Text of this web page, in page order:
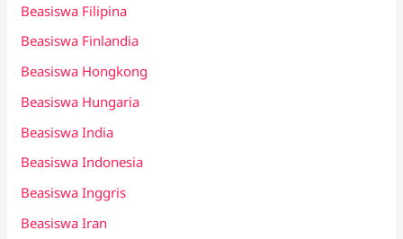
Beasiswa Filipina
Beasiswa Finlandia
Beasiswa Hongkong
Beasiswa Hungaria
Beasiswa India
Beasiswa Indonesia
Beasiswa Inggris
Beasiswa Iran